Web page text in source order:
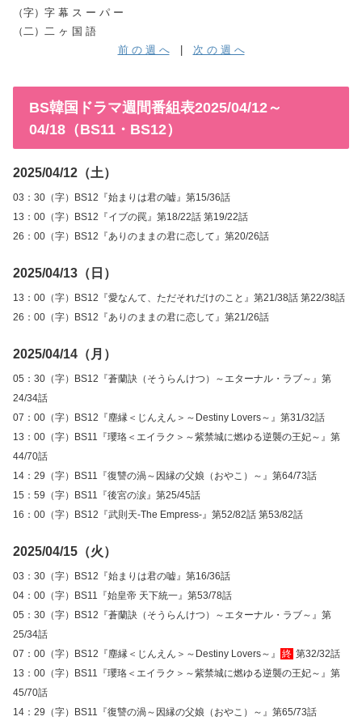
（字）字 幕 ス ー パ ー
（二）二 ヶ 国 語
前 の 週 へ| 次 の 週 へ
BS韓国ドラマ週間番組表2025/04/12～
04/18（BS11・BS12）
2025/04/12（土）
03：30（字）BS12『始まりは君の嘘』第15/36話
13：00（字）BS12『イブの罠』第18/22話 第19/22話
26：00（字）BS12『ありのままの君に恋して』第20/26話
2025/04/13（日）
13：00（字）BS12『愛なんて、ただそれだけのこと』第21/38話 第22/38話
26：00（字）BS12『ありのままの君に恋して』第21/26話
2025/04/14（月）
05：30（字）BS12『蒼蘭訣（そうらんけつ）～エターナル・ラブ～』第
24/34話
07：00（字）BS12『塵縁＜じんえん＞～Destiny Lovers～』第31/32話
13：00（字）BS11『瓔珞＜エイラク＞～紫禁城に燃ゆる逆襲の王妃～』第
44/70話
14：29（字）BS11『復讐の渦～因縁の父娘（おやこ）～』第64/73話
15：59（字）BS11『後宮の涙』第25/45話
16：00（字）BS12『武則天-The Empress-』第52/82話 第53/82話
2025/04/15（火）
03：30（字）BS12『始まりは君の嘘』第16/36話
04：00（字）BS11『始皇帝 天下統一』第53/78話
05：30（字）BS12『蒼蘭訣（そうらんけつ）～エターナル・ラブ～』第
25/34話
07：00（字）BS12『塵縁＜じんえん＞～Destiny Lovers～』
終 第32/32話
13：00（字）BS11『瓔珞＜エイラク＞～紫禁城に燃ゆる逆襲の王妃～』第
45/70話
14：29（字）BS11『復讐の渦～因縁の父娘（おやこ）～』第65/73話